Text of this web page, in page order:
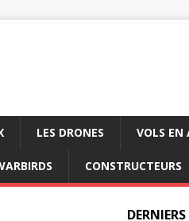
LES DRONES VOLS EN
CONSTRUCTEURS